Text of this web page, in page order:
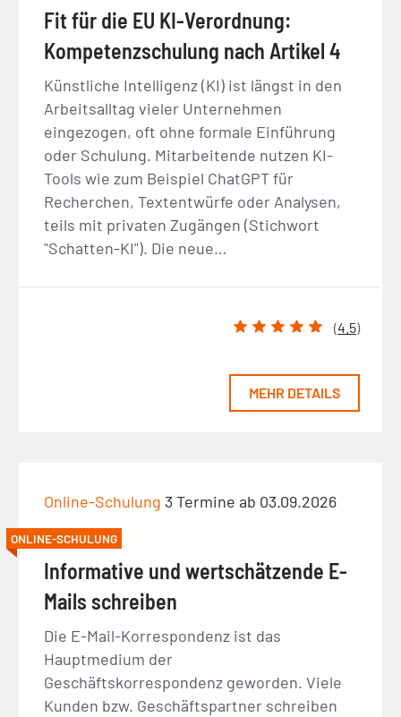
Fit für die EU KI-Verordnung:
Kompetenzschulung nach Artikel 4
Künstliche Intelligenz (KI) ist längst in den
Arbeitsalltag vieler Unternehmen
eingezogen, oft ohne formale Einführung
oder Schulung. Mitarbeitende nutzen KI-
Tools wie zum Beispiel ChatGPT für
Recherchen, Textentwürfe oder Analysen,
teils mit privaten Zugängen (Stichwort
"Schatten-KI"). Die neue…
(4.5)
MEHR DETAILS
Online-Schulung 3 Termine ab 03.09.2026
ONLINE-SCHULUNG
Informative und wertschätzende E-
Mails schreiben
Die E-Mail-Korrespondenz ist das
Hauptmedium der
Geschäftskorrespondenz geworden. Viele
Kunden bzw. Geschäftspartner schreiben